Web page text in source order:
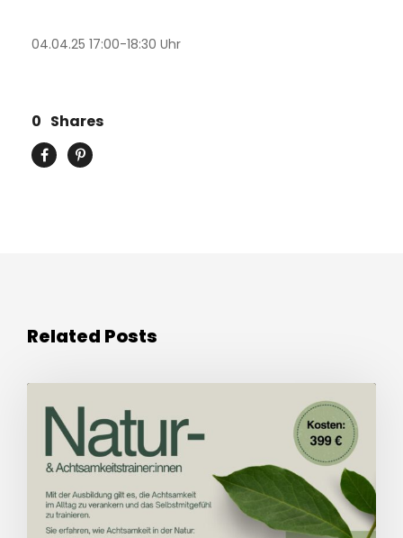
04.04.25 17:00-18:30 Uhr
0 Shares
Related Posts